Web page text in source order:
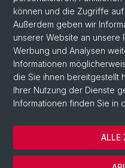
LinkedIn
Bluesky
Vimeo
© Universität Basel
Datenschutzerklärung
können und die Zugriffe
Außerdem geben wir
unserer Website an unsere
Werbung und Analysen
Informationen
die Sie ihnen bereitgestellt
Ihrer Nutzung der Dienste
Informationen finden Sie in
ALLE